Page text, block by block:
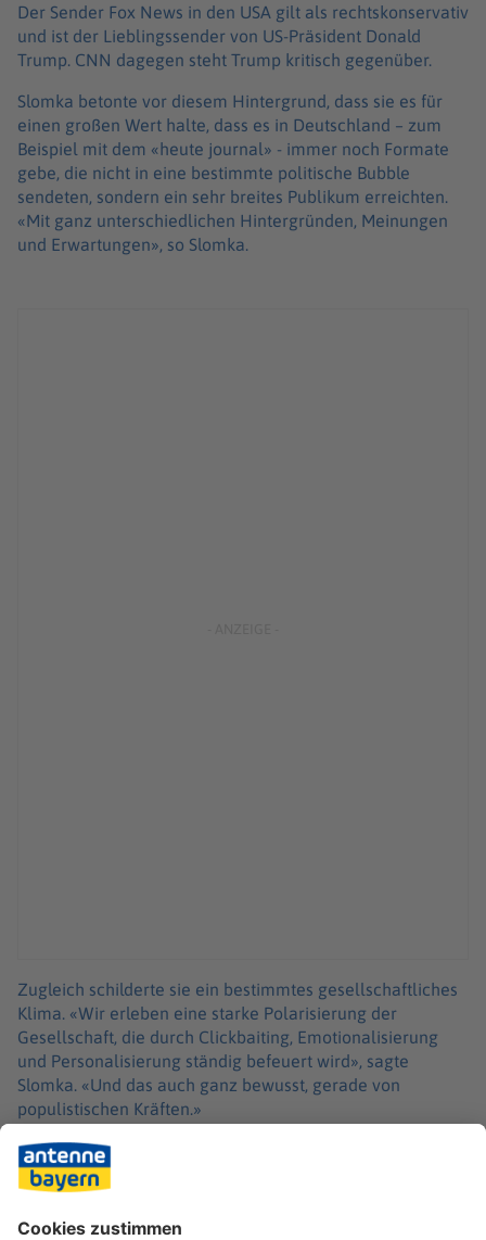
Der Sender Fox News in den USA gilt als rechtskonservativ
und ist der Lieblingssender von US-Präsident Donald
Trump. CNN dagegen steht Trump kritisch gegenüber.
Slomka betonte vor diesem Hintergrund, dass sie es für
einen großen Wert halte, dass es in Deutschland – zum
Beispiel mit dem «heute journal» - immer noch Formate
gebe, die nicht in eine bestimmte politische Bubble
sendeten, sondern ein sehr breites Publikum erreichten.
«Mit ganz unterschiedlichen Hintergründen, Meinungen
und Erwartungen», so Slomka.
Zugleich schilderte sie ein bestimmtes gesellschaftliches
Klima. «Wir erleben eine starke Polarisierung der
Gesellschaft, die durch Clickbaiting, Emotionalisierung
und Personalisierung ständig befeuert wird», sagte
Slomka. «Und das auch ganz bewusst, gerade von
populistischen Kräften.»
Die Journalistin präsentiert seit 2001 als Moderatorin das
«heute journal» im ZDF. An diesem Donnerstag (29.
Januar) jährt sich ihr Debüt bei dem Nachrichten-
Flaggschiff zum 25. Mal.